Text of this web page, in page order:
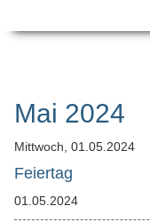
Mai 2024
Mittwoch, 01.05.2024
Feiertag
01.05.2024